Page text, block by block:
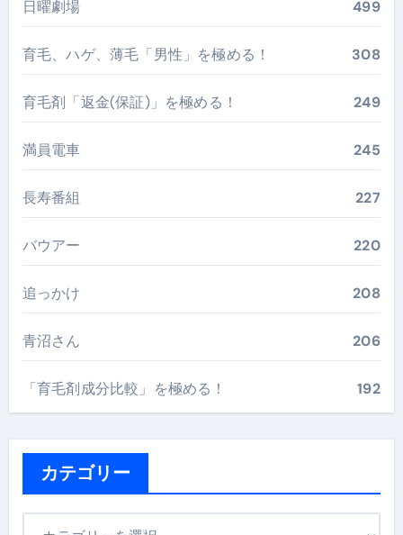
日曜劇場 499
育毛、ハゲ、薄毛「男性」を極める！ 308
育毛剤「返金(保証)」を極める！ 249
満員電車 245
長寿番組 227
バウアー 220
追っかけ 208
青沼さん 206
「育毛剤成分比較」を極める！ 192
カテゴリー